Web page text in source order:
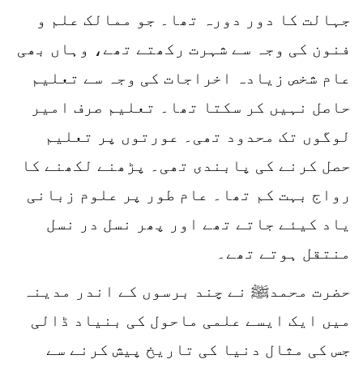
جہالت کا دور دورہ تھا۔ جو ممالک علم و
فنون کی وجہ سے شہرت رکھتے تھے، وہاں بھی
عام شخص زیادہ اخراجات کی وجہ سے تعلیم
حاصل نہیں کر سکتا تھا۔ تعلیم صرف امیر
لوگوں تک محدود تھی۔ عورتوں پر تعلیم
حصل کرنے کی پابندی تھی۔ پڑھنے لکھنے کا
رواج بہت کم تھا۔ عام طور پر علوم زبانی
یاد کیئے جاتے تھے اور پھر نسل در نسل
منتقل ہوتے تھے۔
حضرت محمدﷺ نے چند برسوں کے اندر مدینہ
میں ایک ایسے علمی ماحول کی بنیاد ڈالی
جس کی مثال دنیا کی تاریخ پیش کرنے سے